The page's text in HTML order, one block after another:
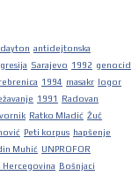
antidejtonska
Sarajevo 1992 genocid
1994 masakr logor
1991
Radovan
Ratko Mladić Žuč
Peti korpus hapšenje
Muhić UNPROFOR
Hercegovina Bošnjaci